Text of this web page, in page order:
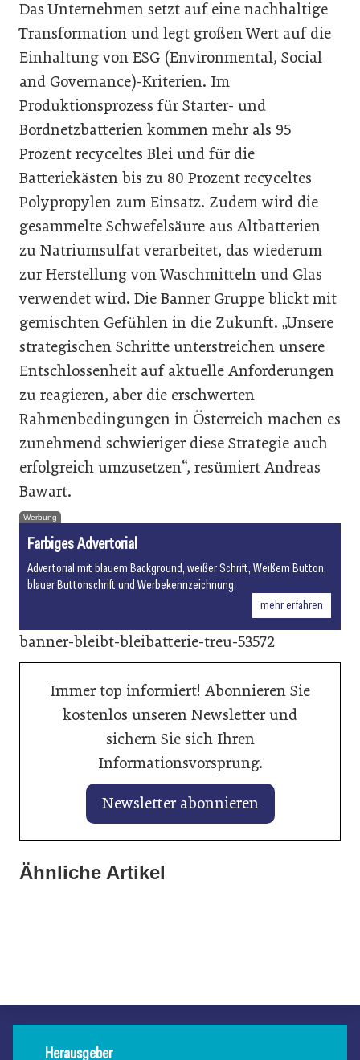
Das Unternehmen setzt auf eine nachhaltige
Transformation und legt großen Wert auf die
Einhaltung von ESG (Environmental, Social
and Governance)-Kriterien. Im
Produktionsprozess für Starter- und
Bordnetzbatterien kommen mehr als 95
Prozent recyceltes Blei und für die
Batteriekästen bis zu 80 Prozent recyceltes
Polypropylen zum Einsatz. Zudem wird die
gesammelte Schwefelsäure aus Altbatterien
zu Natriumsulfat verarbeitet, das wiederum
zur Herstellung von Waschmitteln und Glas
verwendet wird. Die Banner Gruppe blickt mit
gemischten Gefühlen in die Zukunft. „Unsere
strategischen Schritte unterstreichen unsere
Entschlossenheit auf aktuelle Anforderungen
zu reagieren, aber die erschwerten
Rahmenbedingungen in Österreich machen es
zunehmend schwieriger diese Strategie auch
erfolgreich umzusetzen“, resümiert Andreas
Bawart.
Werbung
Farbiges Advertorial
Advertorial mit blauem Background, weißer Schrift, Weißem Button,
blauer Buttonschrift und Werbekennzeichnung.
mehr erfahren
banner-bleibt-bleibatterie-treu-53572
Immer top informiert! Abonnieren Sie
kostenlos unseren Newsletter und
sichern Sie sich Ihren
Informationsvorsprung.
Newsletter abonnieren
Ähnliche Artikel
27. Januar 2026
Gabriel Felbermayr analysiert die neue
Herausgeber